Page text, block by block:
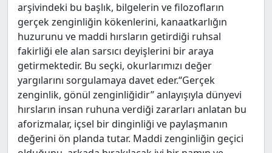
arşivindeki bu başlık, bilgelerin ve filozofların
gerçek zenginliğin kökenlerini, kanaatkarlığın
huzurunu ve maddi hırsların getirdiği ruhsal
fakirliği ele alan sarsıcı deyişlerini bir araya
getirmektedir. Bu seçki, okurlarımızı değer
yargılarını sorgulamaya davet eder.“Gerçek
zenginlik, gönül zenginliğidir” anlayışıyla dünyevi
hırsların insan ruhuna verdiği zararları anlatan bu
aforizmalar, içsel bir dinginliği ve paylaşmanın
değerini ön planda tutar. Maddi zenginliğin geçici